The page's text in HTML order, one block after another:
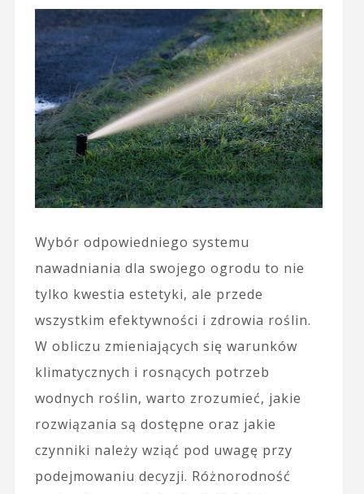
Wybór odpowiedniego systemu
nawadniania dla swojego ogrodu to nie
tylko kwestia estetyki, ale przede
wszystkim efektywności i zdrowia roślin.
W obliczu zmieniających się warunków
klimatycznych i rosnących potrzeb
wodnych roślin, warto zrozumieć, jakie
rozwiązania są dostępne oraz jakie
czynniki należy wziąć pod uwagę przy
podejmowaniu decyzji. Różnorodność